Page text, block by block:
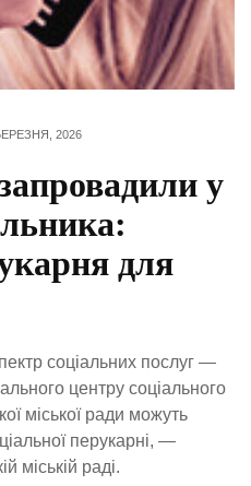
2026
у
для
соціальних послуг —
центру соціального
міської ради можуть
перукарні, —
міській раді.